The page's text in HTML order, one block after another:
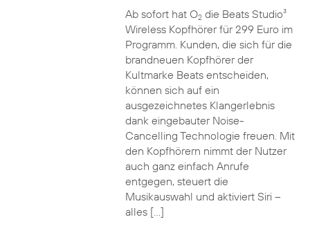
Ab sofort hat O2die Beats Studio³
Wireless Kopfhörer für 299 Euro im
Programm. Kunden, die sich für die
brandneuen Kopfhörer der
Kultmarke Beats entscheiden,
können sich auf ein
ausgezeichnetes Klangerlebnis
dank eingebauter Noise-
Cancelling Technologie freuen. Mit
den Kopfhörern nimmt der Nutzer
auch ganz einfach Anrufe
entgegen, steuert die
Musikauswahl und aktiviert Siri –
alles […]